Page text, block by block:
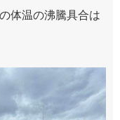
体温の沸騰具合は